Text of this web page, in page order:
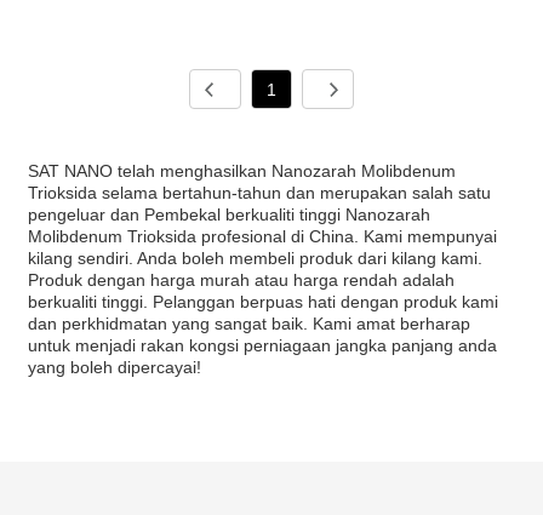
1
SAT NANO telah menghasilkan Nanozarah Molibdenum
Trioksida selama bertahun-tahun dan merupakan salah satu
pengeluar dan Pembekal berkualiti tinggi Nanozarah
Molibdenum Trioksida profesional di China. Kami mempunyai
kilang sendiri. Anda boleh membeli produk dari kilang kami.
Produk dengan harga murah atau harga rendah adalah
berkualiti tinggi. Pelanggan berpuas hati dengan produk kami
dan perkhidmatan yang sangat baik. Kami amat berharap
untuk menjadi rakan kongsi perniagaan jangka panjang anda
yang boleh dipercayai!